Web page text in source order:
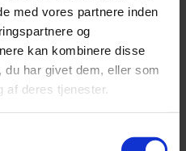
med vores partnere inden
og
kan kombinere disse
du har givet dem, eller som
af deres tjenester.